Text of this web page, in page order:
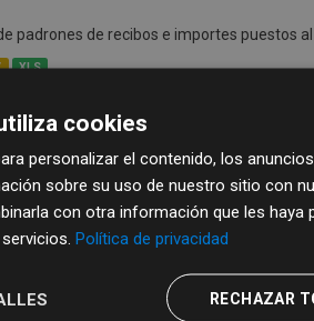
padrones de recibos e importes puestos
XLS
cookies
personalizar el contenido, los
sobre su uso de nuestro sitio con
con otra información que les haya
Política de privacidad
RECHAZAR